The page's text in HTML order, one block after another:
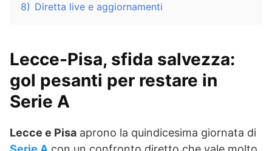
8) Diretta live e aggiornamenti
Lecce-Pisa, sfida salvezza:
gol pesanti per restare in
Serie A
Lecce e Pisa aprono la quindicesima giornata di